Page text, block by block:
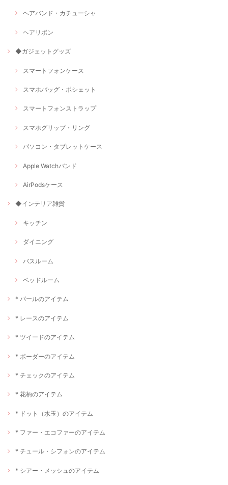
ヘアバンド・カチューシャ
ヘアリボン
◆ガジェットグッズ
スマートフォンケース
スマホバッグ・ポシェット
スマートフォンストラップ
スマホグリップ・リング
パソコン・タブレットケース
Apple Watchバンド
AirPodsケース
◆インテリア雑貨
キッチン
ダイニング
バスルーム
ベッドルーム
* パールのアイテム
* レースのアイテム
* ツイードのアイテム
* ボーダーのアイテム
* チェックのアイテム
* 花柄のアイテム
* ドット（水玉）のアイテム
* ファー・エコファーのアイテム
* チュール・シフォンのアイテム
* シアー・メッシュのアイテム